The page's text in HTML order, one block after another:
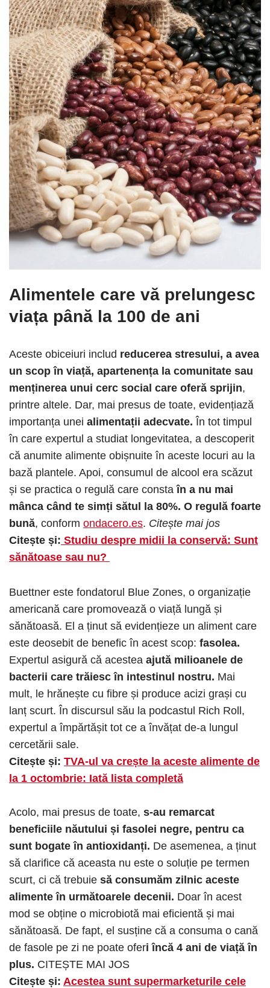
Alimentele care vă prelungesc
viața până la 100 de ani
Aceste obiceiuri includ reducerea stresului, a avea
un scop în viață, apartenența la comunitate sau
menținerea unui cerc social care oferă sprijin,
printre altele. Dar, mai presus de toate, evidențiază
importanța unei alimentații adecvate. În tot timpul
în care expertul a studiat longevitatea, a descoperit
că anumite alimente obișnuite în aceste locuri au la
bază plantele. Apoi, consumul de alcool era scăzut
și se practica o regulă care consta în a nu mai
mânca când te simți sătul la 80%. O regulă foarte
bună, conform ondacero.es. Citește mai jos
Citește și: Studiu despre midii la conservă: Sunt
sănătoase sau nu?
Buettner este fondatorul Blue Zones, o organizație
americană care promovează o viață lungă și
sănătoasă. El a ținut să evidențieze un aliment care
este deosebit de benefic în acest scop: fasolea.
Expertul asigură că acestea ajută milioanele de
bacterii care trăiesc în intestinul nostru. Mai
mult, le hrănește cu fibre și produce acizi grași cu
lanț scurt. În discursul său la podcastul Rich Roll,
expertul a împărtășit tot ce a învățat de-a lungul
cercetării sale.
Citește și: TVA-ul va crește la aceste alimente de
la 1 octombrie: Iată lista completă
Acolo, mai presus de toate, s-au remarcat
beneficiile năutului și fasolei negre, pentru ca
sunt bogate în antioxidanți. De asemenea, a ținut
să clarifice că aceasta nu este o soluție pe termen
scurt, ci că trebuie să consumăm zilnic aceste
alimente în următoarele decenii. Doar în acest
mod se obține o microbiotă mai eficientă și mai
sănătoasă. De fapt, el susține că a consuma o cană
de fasole pe zi ne poate oferi încă 4 ani de viață în
plus. CITEȘTE MAI JOS
Citește și: Acestea sunt supermarketurile cele